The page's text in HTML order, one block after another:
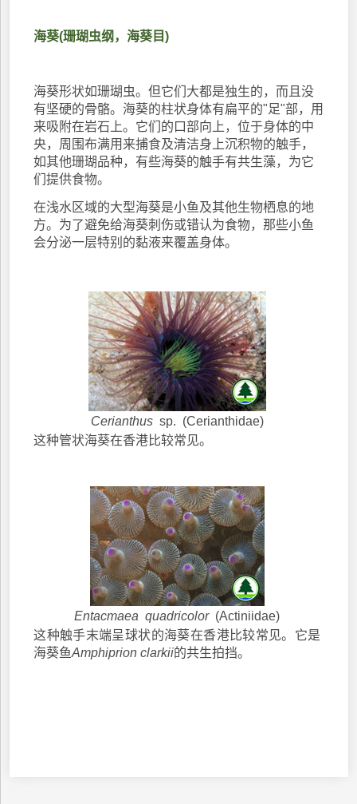
海葵(珊瑚虫纲，海葵目)
海葵形状如珊瑚虫。但它们大都是独生的，而且没
有坚硬的骨骼。海葵的柱状身体有扁平的"足"部，用
来吸附在岩石上。它们的口部向上，位于身体的中
央，周围布满用来捕食及清洁身上沉积物的触手，
如其他珊瑚品种，有些海葵的触手有共生藻，为它
们提供食物。
在浅水区域的大型海葵是小鱼及其他生物栖息的地
方。为了避免给海葵刺伤或错认为食物，那些小鱼
会分泌一层特别的黏液来覆盖身体。
Cerianthus sp. (Cerianthidae)
这种管状海葵在香港比较常见。
Entacmaea quadricolor(Actiniidae)
这种触手末端呈球状的海葵在香港比较常见。它是
海葵鱼Amphiprion clarkii的共生拍挡。